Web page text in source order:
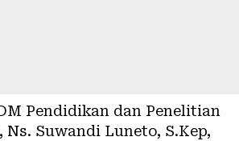
Pendidikan dan Penelitian
Ns. Suwandi Luneto, S.Kep,